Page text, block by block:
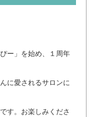
ー」を始め、１周年
に愛されるサロンに
す。お楽しみくださ